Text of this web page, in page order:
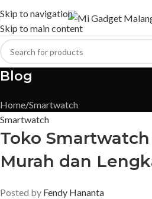
Skip to navigation
Skip to main content
Blog
Home Smartwatch
Smartwatch
Toko
Murah dan
Posted by Fendy Hananta